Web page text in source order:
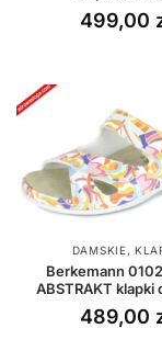
499,00
DAMSKIE,
Berkemann
ABSTRAKT klapki
489,00